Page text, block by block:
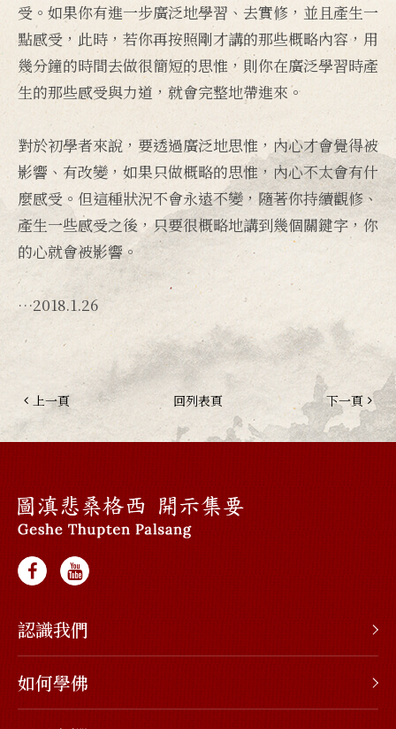
受。如果你有進一步廣泛地學習、去實修，並且產生一
點感受，此時，若你再按照剛才講的那些概略內容，用
幾分鐘的時間去做很簡短的思惟，則你在廣泛學習時產
生的那些感受與力道，就會完整地帶進來。
對於初學者來說，要透過廣泛地思惟，內心才會覺得被
影響、有改變，如果只做概略的思惟，內心不太會有什
麼感受。但這種狀況不會永遠不變，隨著你持續觀修、
產生一些感受之後，只要很概略地講到幾個關鍵字，你
的心就會被影響。
…2018.1.26
上一頁 回列表頁 下一頁
認識我們
如何學佛